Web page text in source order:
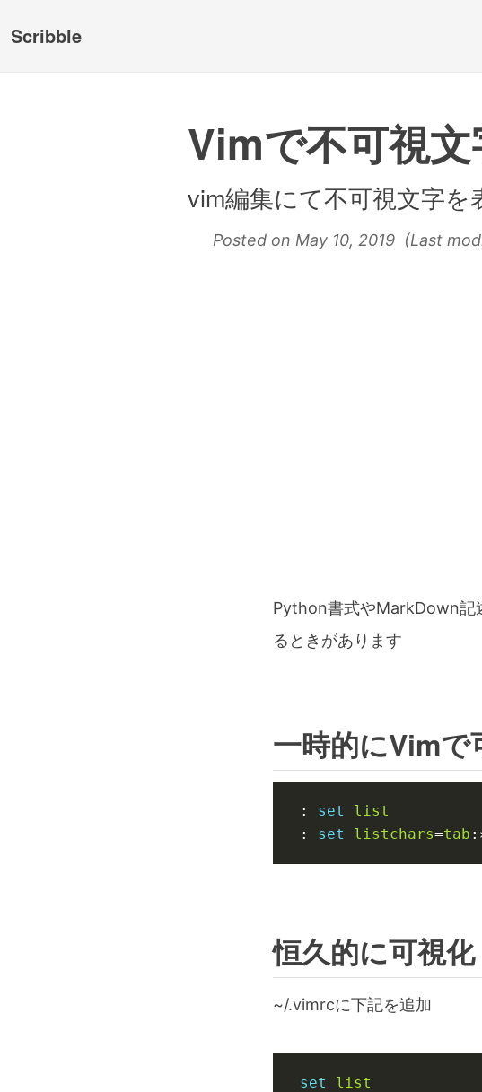
Scribble
Vimで不可視
vim編集にて不可視文字を
Posted on May 10, 2019 (Last
Python書式やMarkDown記
るときがあります
一時的にVimで
: set
list
:
set listchars=tab
恒久的に可視化
~/.vimrcに下記を追加
set
list